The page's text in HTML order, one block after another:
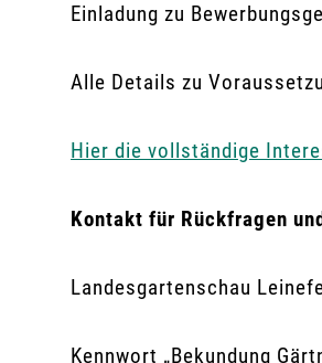
Einladung zu
Alle Details zu
Hier die vollständige
Kontakt für Rückfragen
Landesgartenschau
Kennwort „Bekundung